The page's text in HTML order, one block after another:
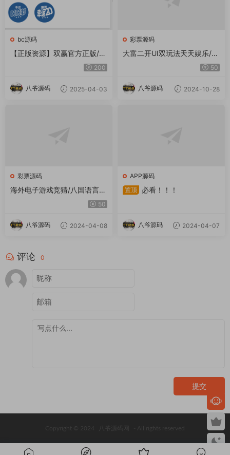
bc源码
【正版资源】双赢官方正版/带
改单+预设+控制/完整/独立代
200
八爷源码 2025-04-03
彩票源码
大富二开UI双玩法天天娱乐/番
摊玩法/USDT支付/采集已修50
八爷源码 2024-10-28
彩票源码
海外电子游戏竞猜/八国语言电
子游戏带50种游戏/完整控制/
BTC虚拟币支付/含搭建教程
50
八爷源码 2024-04-08
APP源码
置顶
必看！！！
八爷源码 2024-04-07
评论 0
提交
Copyright © 2024 - All rights reserved